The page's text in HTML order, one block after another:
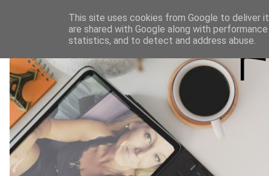
This site uses cookies from Google to deliver
are shared with Google along with
statistics, and to detect and address abuse.